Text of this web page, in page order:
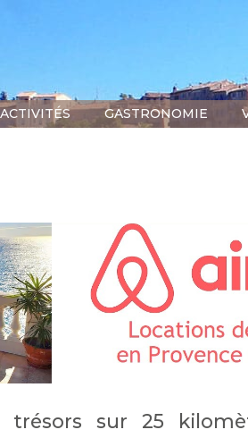
ACTIVITÉS GASTRONOMIE
trésors sur 25